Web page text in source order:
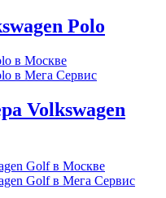
Polo
Volkswagen